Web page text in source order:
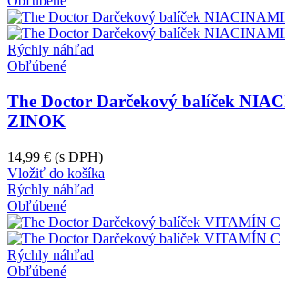
Rýchly náhľad
Obľúbené
The Doctor Darčekový balíček
ZINOK
14,99 € (s DPH)
Vložiť do košíka
Rýchly náhľad
Obľúbené
Rýchly náhľad
Obľúbené